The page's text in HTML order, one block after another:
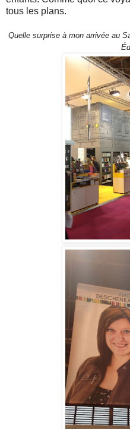
tous les plans.
Quelle surprise à mon arrivée au